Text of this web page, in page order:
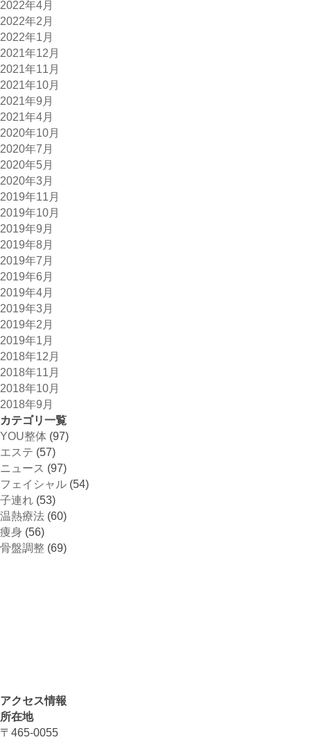
2022年4月
2022年2月
2022年1月
2021年12月
2021年11月
2021年10月
2021年9月
2021年4月
2020年10月
2020年7月
2020年5月
2020年3月
2019年11月
2019年10月
2019年9月
2019年8月
2019年7月
2019年6月
2019年4月
2019年3月
2019年2月
2019年1月
2018年12月
2018年11月
2018年10月
2018年9月
カテゴリ一覧
YOU整体 (97)
エステ (57)
ニュース (97)
フェイシャル (54)
子連れ (53)
温熱療法 (60)
痩身 (56)
骨盤調整 (69)
アクセス情報
所在地
〒465-0055